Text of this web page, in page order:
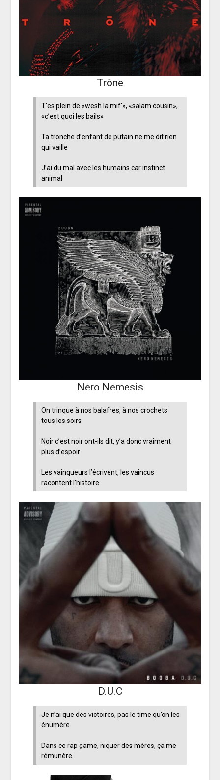
Trône
T’es plein de «wesh la mif'», «salam cousin»,
«c’est quoi les bails»
Ta tronche d’enfant de putain ne me dit rien
qui vaille
J’ai du mal avec les humains car instinct
animal
Nero Nemesis
On trinque à nos balafres, à nos crochets
tous les soirs
Noir c’est noir ont-ils dit, y’a donc vraiment
plus d’espoir
Les vainqueurs l’écrivent, les vaincus
racontent l’histoire
D.U.C
Je n’ai que des victoires, pas le time qu’on les
énumère
Dans ce rap game, niquer des mères, ça me
rémunère